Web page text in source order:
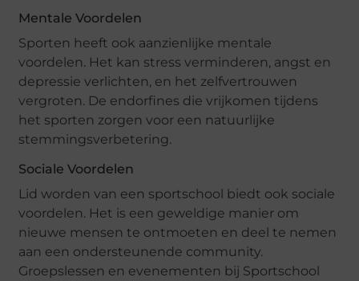
Mentale Voordelen
Sporten heeft ook aanzienlijke mentale
voordelen. Het kan stress verminderen, angst en
depressie verlichten, en het zelfvertrouwen
vergroten. De endorfines die vrijkomen tijdens
het sporten zorgen voor een natuurlijke
stemmingsverbetering.
Sociale Voordelen
Lid worden van een sportschool biedt ook sociale
voordelen. Het is een geweldige manier om
nieuwe mensen te ontmoeten en deel te nemen
aan een ondersteunende community.
Groepslessen en evenementen bij Sportschool